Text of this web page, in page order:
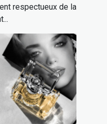
respectueux de la